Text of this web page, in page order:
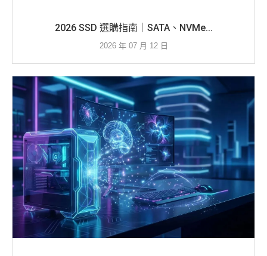
2026 SSD 選購指南｜SATA、NVMe...
2026 年 07 月 12 日